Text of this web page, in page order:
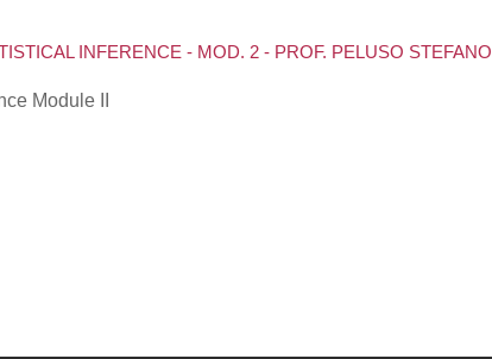
INFERENCE - MOD. 2 - PROF. PELUSO STEFANO
Module II